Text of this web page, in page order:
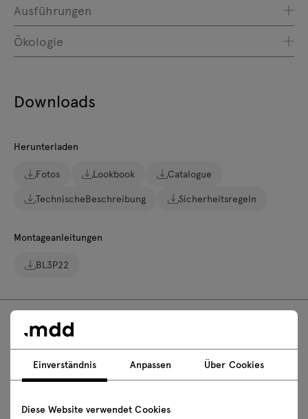
Ausführungen
Ökologie
Downloads
Herunterladen
Fotos Lookbook
Catalogue
TechnischeBeschreibung
Sicherheitsregeln
Montageanleitungen
BL3P22
FAQ
Einverständnis Anpassen Über Cookies
Diese Website verwendet Cookies